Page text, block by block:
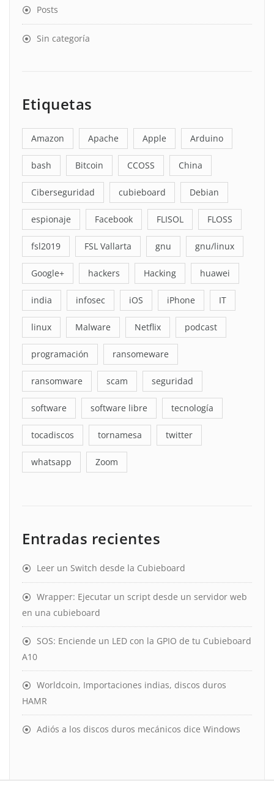
Posts
Sin categoría
Etiquetas
Amazon Apache Apple Arduino
bash Bitcoin CCOSS China
Ciberseguridad cubieboard Debian
espionaje Facebook FLISOL FLOSS
fsl2019 FSL Vallarta gnu gnu/linux
Google+ hackers Hacking huawei
india infosec iOS iPhone IT
linux Malware Netflix podcast
programación ransomeware
ransomware scam seguridad
software software libre tecnología
tocadiscos tornamesa twitter
whatsapp Zoom
Entradas recientes
Leer un Switch desde la Cubieboard
Wrapper: Ejecutar un script desde un servidor web
en una cubieboard
SOS: Enciende un LED con la GPIO de tu Cubieboard
A10
Worldcoin, Importaciones indias, discos duros
HAMR
Adiós a los discos duros mecánicos dice Windows